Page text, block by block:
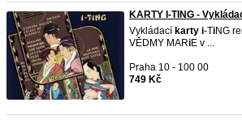
KARTY I-TING -
Vykládací karty i-TiNG
VĚDMY MARiE v ...
Praha 10 - 100 00
749 Kč